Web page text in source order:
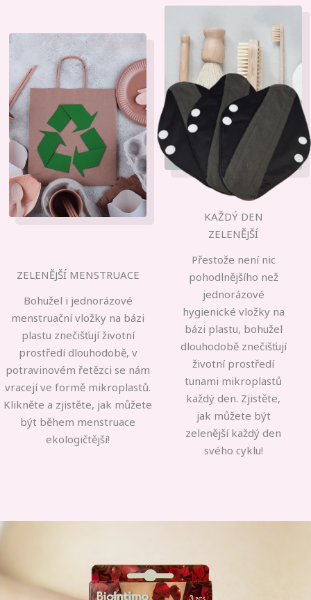
ZELENĚJŠÍ MENSTRUACE
Bohužel i jednorázové
menstruační vložky na bázi
plastu znečišťují životní
prostředí dlouhodobě, v
potravinovém řetězci se nám
vracejí ve formě mikroplastů.
Klikněte a zjistěte, jak můžete
být během menstruace
ekologičtější!
KAŽDÝ DEN
ZELENĚJŠÍ
Přestože není nic
pohodlnějšího než
jednorázové
hygienické vložky na
bázi plastu, bohužel
dlouhodobě znečišťují
životní prostředí
tunami mikroplastů
každý den. Zjistěte,
jak můžete být
zelenější každý den
svého cyklu!